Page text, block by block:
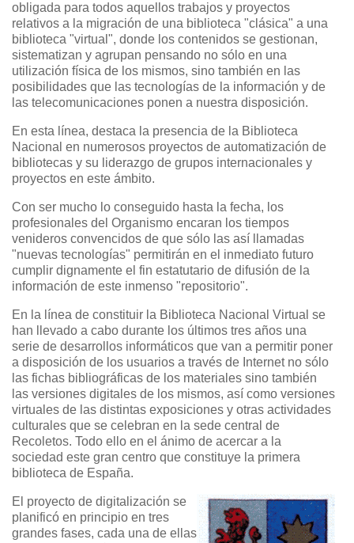
obligada para todos aquellos trabajos y proyectos
relativos a la migración de una biblioteca "clásica" a una
biblioteca "virtual", donde los contenidos se gestionan,
sistematizan y agrupan pensando no sólo en una
utilización física de los mismos, sino también en las
posibilidades que las tecnologías de la información y de
las telecomunicaciones ponen a nuestra disposición.
En esta línea, destaca la presencia de la Biblioteca
Nacional en numerosos proyectos de automatización de
bibliotecas y su liderazgo de grupos internacionales y
proyectos en este ámbito.
Con ser mucho lo conseguido hasta la fecha, los
profesionales del Organismo encaran los tiempos
venideros convencidos de que sólo las así llamadas
"nuevas tecnologías" permitirán en el inmediato futuro
cumplir dignamente el fin estatutario de difusión de la
información de este inmenso "repositorio".
En la línea de constituir la Biblioteca Nacional Virtual se
han llevado a cabo durante los últimos tres años una
serie de desarrollos informáticos que van a permitir poner
a disposición de los usuarios a través de Internet no sólo
las fichas bibliográficas de los materiales sino también
las versiones digitales de los mismos, así como versiones
virtuales de las distintas exposiciones y otras actividades
culturales que se celebran en la sede central de
Recoletos. Todo ello en el ánimo de acercar a la
sociedad este gran centro que constituye la primera
biblioteca de España.
El proyecto de digitalización se
planificó en principio en tres
grandes fases, cada una de ellas